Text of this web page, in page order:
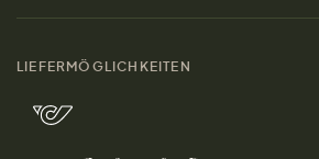
Kontakt
Marken
Damen
Herren
Wohnen
LIEFERMÖGLICHKEITEN